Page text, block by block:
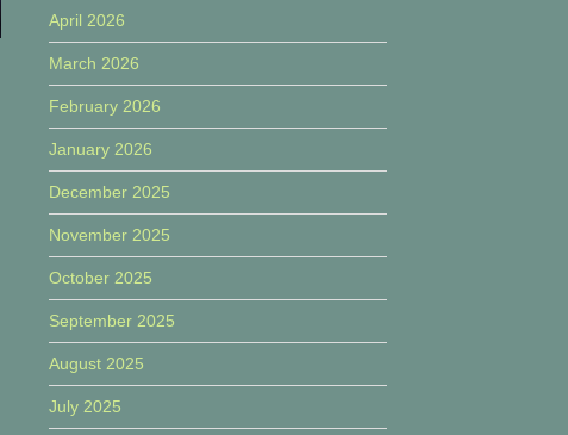
April 2026
March 2026
February 2026
January 2026
December 2025
November 2025
October 2025
September 2025
August 2025
July 2025